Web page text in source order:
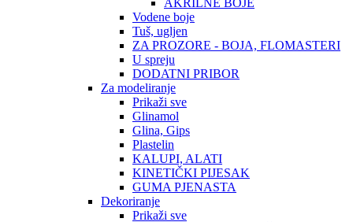
AKRILNE BOJE
Vodene boje
Tuš, ugljen
ZA PROZORE - BOJA, FLOMASTERI
U spreju
DODATNI PRIBOR
Za modeliranje
Prikaži sve
Glinamol
Glina, Gips
Plastelin
KALUPI, ALATI
KINETIČKI PIJESAK
GUMA PJENASTA
Dekoriranje
Prikaži sve